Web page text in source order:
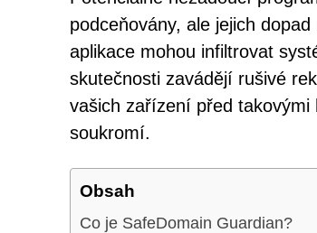
podceňovány, ale jejich
aplikace mohou infiltrovat
skutečnosti zavádějí rušivé
vašich zařízení před
soukromí.
Obsah
Co je SafeDomain Guardian?